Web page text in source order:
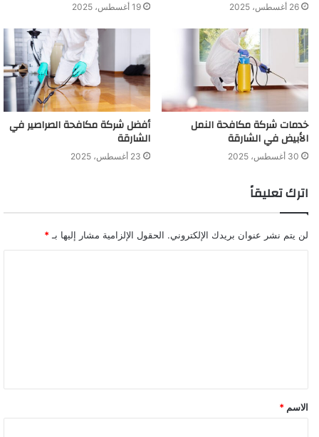
26 أغسطس، 2025 19 أغسطس، 2025
خدمات شركة مكافحة النمل
الأبيض في الشارقة
30 أغسطس، 2025
أفضل شركة مكافحة الصراصير في
الشارقة
23 أغسطس، 2025
اترك تعليقاً
لن يتم نشر عنوان بريدك الإلكتروني. الحقول الإلزامية مشار إليها بـ *
ق
*
الاسم *